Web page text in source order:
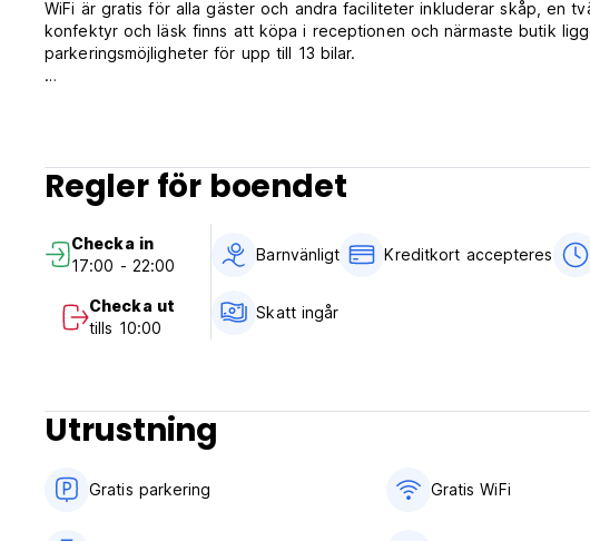
WiFi är gratis för alla gäster och andra faciliteter inkluderar skåp, en
konfektyr och läsk finns att köpa i receptionen och närmaste butik
parkeringsmöjligheter för upp till 13 bilar.
Vandrarhemmet är också tillgängligt för exklusiv privat uthyrning.
Regler för boendet
Checka in
17:00 - 22:00
Checka ut
tills 10:00
Barnvänligt Kreditkort accepteres
Skatt ingår
Utrustning
Gratis parkering Gratis WiFi